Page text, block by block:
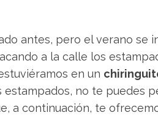
antes, pero el verano se
a la calle los
en un
no te puedes
a continuación, te